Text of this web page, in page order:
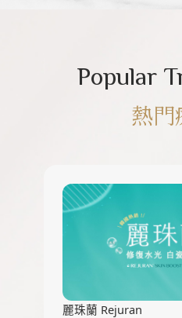
Popular
熱門
麗珠蘭 Rejuran